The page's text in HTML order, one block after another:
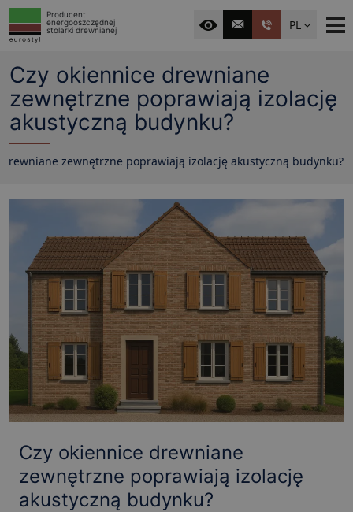
Producent
energooszczędnej
stolarki drewnianej
PL
Czy okiennice drewniane
zewnętrzne poprawiają izolację
akustyczną budynku?
zewnętrzne poprawiają izolację akustyczną budynku?
Czy okiennice drewniane
zewnętrzne poprawiają izolację
akustyczną budynku?